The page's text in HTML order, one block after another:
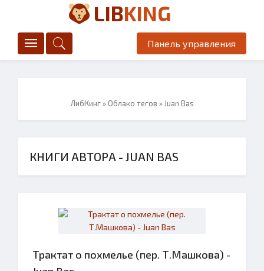
LIBKING
Панель управления
ЛибКинг» Облако тегов » Juan Bas
КНИГИ АВТОРА - JUAN BAS
Трактат о похмелье (пер. Т.Машкова) -